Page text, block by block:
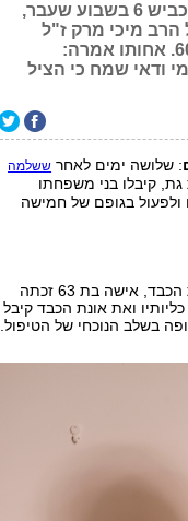
שלומי, שנפצע באורח אנוש בתאונת דרכים בכביש 6 בשבוע שעבר,
הרב מיכי מרק ז"ל
שנרצח לפני שנתיים וחצי בפיגוע ירי בכביש 60. אחותו אמרה:
ודאי שמח כי הציל
: שלושה ימים לאחר ששלמה
גת, קיבלו בני משפחתו
ולפעול בגופם של חמישה
מרכז ההשתלות בישר לאלמנה יסכה כי בן 67 קיבל את הכבד, אישה בת 63 זכתה
בעזרת הלב ושתי כליותיו ואת אונת הכבד קיבל
בשלב הנוכחי של הטיפול.